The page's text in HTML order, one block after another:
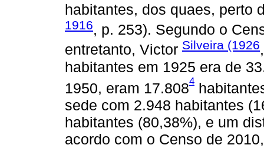
habitantes, dos quaes, perto
1916, p. 253). Segundo o
entretanto, Victor Silveira (1926
habitantes em 1925 era de
1950, eram 17.8084
sede com 2.948 habitantes
habitantes (80,38%), e um
acordo com o Censo de